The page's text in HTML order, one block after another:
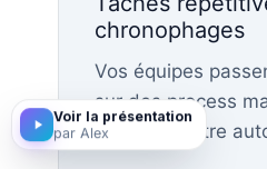
chronophages
Vos équipes
sur des process
pourraient être
Voir la présentation
par Alex